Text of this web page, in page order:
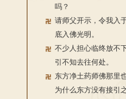
吗？
请师父开示，令我入
底入佛光明。
不少人担心临终放不
引不知去往何处。
东方净土药师佛那里
为什么东方没有接引